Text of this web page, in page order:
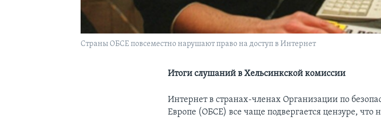
Страны ОБСЕ повсеместно нарушают право на доступ в Интернет
Итоги слушаний в Хельсинкской комиссии
Интернет в странах-членах Организации по
Европе (ОБСЕ) все чаще подвергается цензуре, что